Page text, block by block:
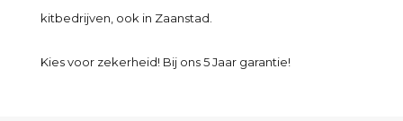
kitbedrijven, ook in Zaanstad.
Kies voor zekerheid! Bij ons 5 Jaar garantie!